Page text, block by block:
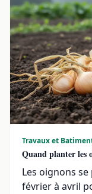
Travaux et
Quand planter les
Les oignons
février à avril